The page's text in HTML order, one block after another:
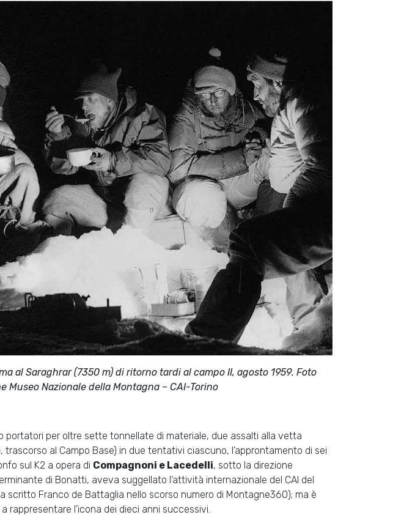
al Saraghrar (7350 m) di ritorno tardi al campo II, agosto 1959. Foto
Museo Nazionale della Montagna – CAI-Torino
per oltre sette tonnellate di materiale, due assalti alla vetta
al Campo Base) in due tentativi ciascuno, l’approntamento di sei
sul K2 a opera di Compagnoni e Lacedelli, sotto la direzione
di Bonatti, aveva suggellato l’attività internazionale del CAI del
scritto Franco de Battaglia nello scorso numero di Montagne360); ma è
rappresentare l’icona dei dieci anni successivi.